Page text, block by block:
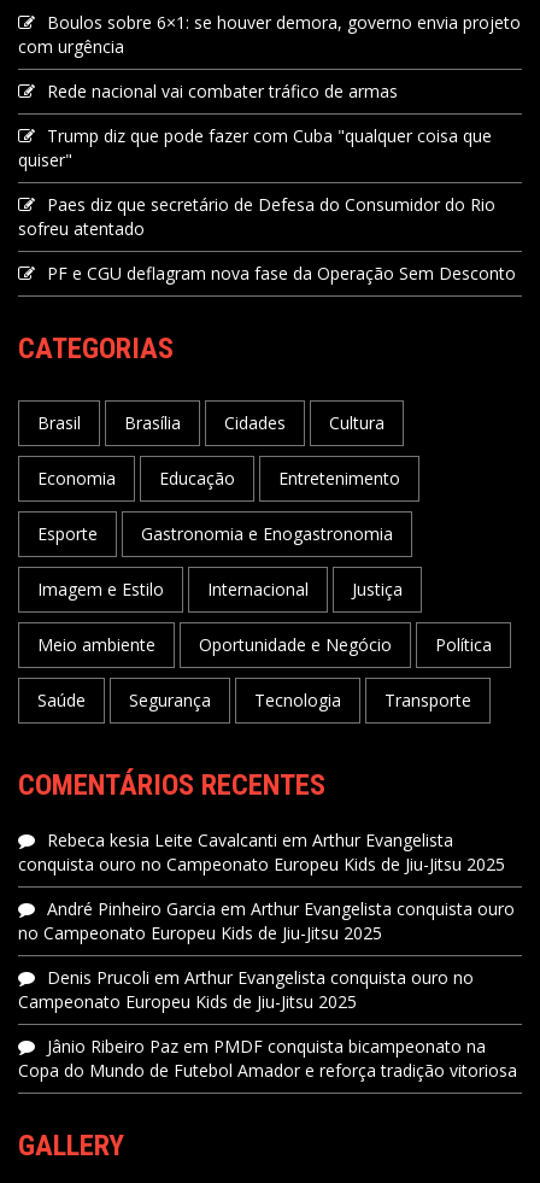
Boulos sobre 6×1: se houver demora, governo envia projeto
com urgência
Rede nacional vai combater tráfico de armas
Trump diz que pode fazer com Cuba "qualquer coisa que
quiser"
Paes diz que secretário de Defesa do Consumidor do Rio
sofreu atentado
PF e CGU deflagram nova fase da Operação Sem Desconto
CATEGORIAS
Brasil Brasília Cidades Cultura
Economia Educação Entretenimento
Esporte Gastronomia e Enogastronomia
Imagem e Estilo Internacional Justiça
Meio ambiente Oportunidade e Negócio Política
Saúde Segurança Tecnologia Transporte
COMENTÁRIOS RECENTES
Rebeca kesia Leite Cavalcanti em Arthur Evangelista
conquista ouro no Campeonato Europeu Kids de Jiu-Jitsu 2025
André Pinheiro Garcia em Arthur Evangelista conquista ouro
no Campeonato Europeu Kids de Jiu-Jitsu 2025
Denis Prucoli em Arthur Evangelista conquista ouro no
Campeonato Europeu Kids de Jiu-Jitsu 2025
Jânio Ribeiro Paz em PMDF conquista bicampeonato na
Copa do Mundo de Futebol Amador e reforça tradição vitoriosa
GALLERY